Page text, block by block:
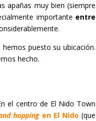
apañas muy bien (siempre
importante entre
puesto su ubicación.
hecho.
el centro de El Nido Town
hopping en El Nido (que